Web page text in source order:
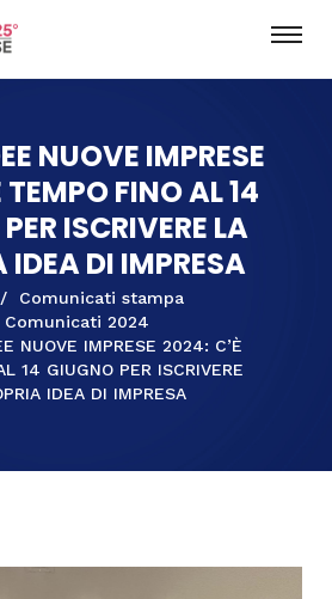
NUOVE IMPRESE
FINO AL 14
ISCRIVERE LA
IDEA DI IMPRESA
Comunicati stampa
Comunicati 2024
NUOVE IMPRESE 2024: C’È
14 GIUGNO PER ISCRIVERE
IDEA DI IMPRESA